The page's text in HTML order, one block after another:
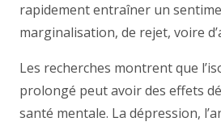
rapidement entraîner un
marginalisation, de rejet, voire
Les recherches montrent que
prolongé peut avoir des effets
santé mentale. La dépression,